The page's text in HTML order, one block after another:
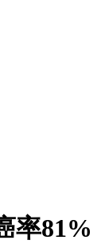
率81%